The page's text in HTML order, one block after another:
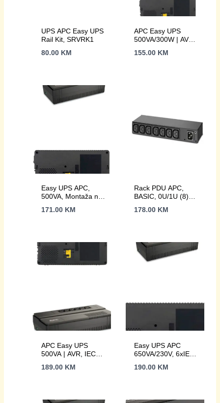
UPS APC Easy UPS
Rail Kit, SRVRK1
80.00 KM
APC Easy UPS
500VA/300W | AVR |
montaža | 4 x
155.00 KM
Easy UPS APC,
500VA, Montaža na
IEC C13 utičnica,
171.00 KM
Rack PDU APC,
BASIC, 0U/1U (8)
178.00 KM
APC Easy UPS
500VA | AVR, IEC
189.00 KM
Easy UPS APC
650VA/230V, 6xIEC
Mount
190.00 KM